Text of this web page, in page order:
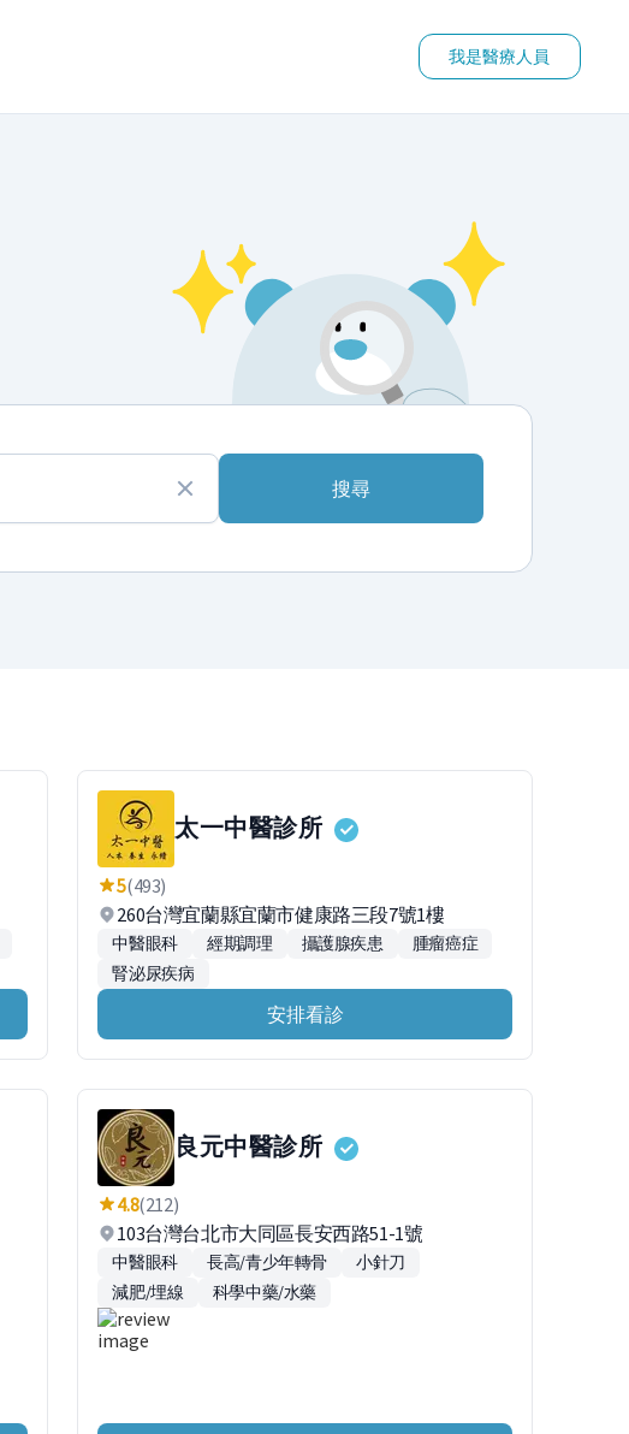
我是醫療人員
搜尋
太一中醫診所
5(493)
260台灣宜蘭縣宜蘭市健康路三段7號1樓
中醫眼科 經期調理 攝護腺疾患
腫瘤癌症
腎泌尿疾病
安排看診
良元中醫診所
4.8(212)
103台灣台北市大同區長安西路51-1號
中醫眼科 長高/青少年轉骨
小針刀
減肥/埋線
科學中藥/水藥